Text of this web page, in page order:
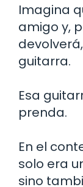
Imagina
amigo y,
guitarra.
Esa
prenda.
En el
solo era
sino